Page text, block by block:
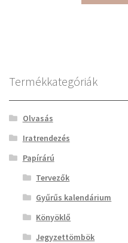
Termékkategóriák
Olvasás
Iratrendezés
Papírárú
Tervezők
Gyűrűs kalendárium
Könyöklő
Jegyzettömbök